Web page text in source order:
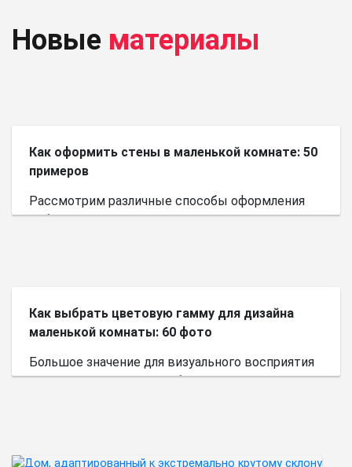
Новые материалы
Как оформить стены в маленькой комнате: 50
примеров
Рассмотрим различные способы оформления
небольшого пространства.
Как выбрать цветовую гамму для дизайна
маленькой комнаты: 60 фото
Большое значение для визуального восприятия
пространства имеет выбор цветовой палитры.